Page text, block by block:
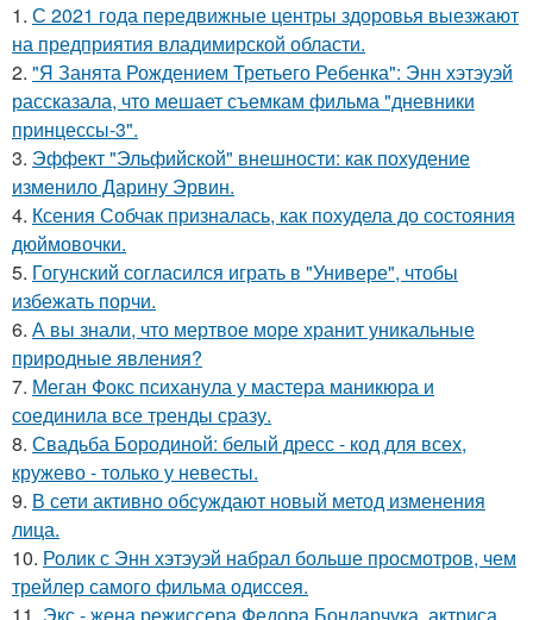
1. С 2021 года передвижные центры здоровья выезжают
на предприятия владимирской области.
2. "Я Занята Рождением Третьего Ребенка": Энн хэтэуэй
рассказала, что мешает съемкам фильма "дневники
принцессы-3".
3. Эффект "Эльфийской" внешности: как похудение
изменило Дарину Эрвин.
4. Ксения Собчак призналась, как похудела до состояния
дюймовочки.
5. Гогунский согласился играть в "Универе", чтобы
избежать порчи.
6. А вы знали, что мертвое море хранит уникальные
природные явления?
7. Меган Фокс психанула у мастера маникюра и
соединила все тренды сразу.
8. Свадьба Бородиной: белый дресс - код для всех,
кружево - только у невесты.
9. В сети активно обсуждают новый метод изменения
лица.
10. Ролик с Энн хэтэуэй набрал больше просмотров, чем
трейлер самого фильма одиссея.